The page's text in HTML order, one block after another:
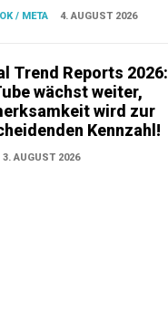
/ META 4. AUGUST 2026
Trend Reports 2026:
wächst weiter,
wird zur
Kennzahl!
3. AUGUST 2026